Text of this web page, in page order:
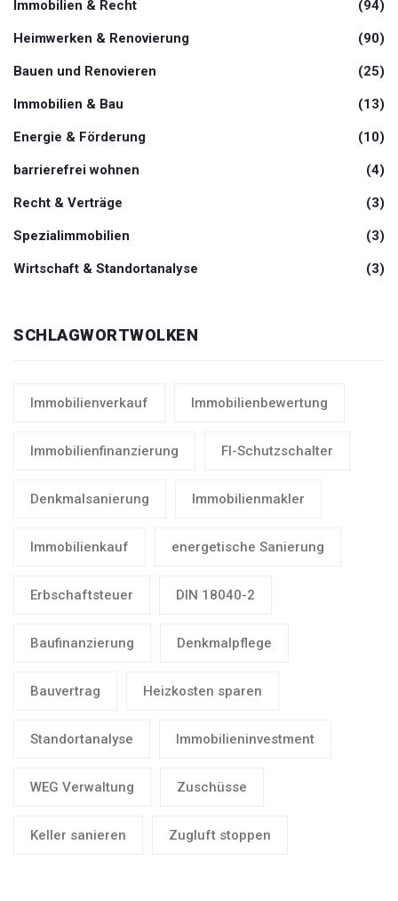
Immobilien & Recht (94)
Heimwerken & Renovierung (90)
Bauen und Renovieren (25)
Immobilien & Bau (13)
Energie & Förderung (10)
barrierefrei wohnen (4)
Recht & Verträge (3)
Spezialimmobilien (3)
Wirtschaft & Standortanalyse (3)
SCHLAGWORTWOLKEN
Immobilienverkauf Immobilienbewertung
Immobilienfinanzierung FI-Schutzschalter
Denkmalsanierung Immobilienmakler
Immobilienkauf energetische Sanierung
Erbschaftsteuer DIN 18040-2
Baufinanzierung Denkmalpflege
Bauvertrag Heizkosten sparen
Standortanalyse Immobilieninvestment
WEG Verwaltung Zuschüsse
Keller sanieren Zugluft stoppen